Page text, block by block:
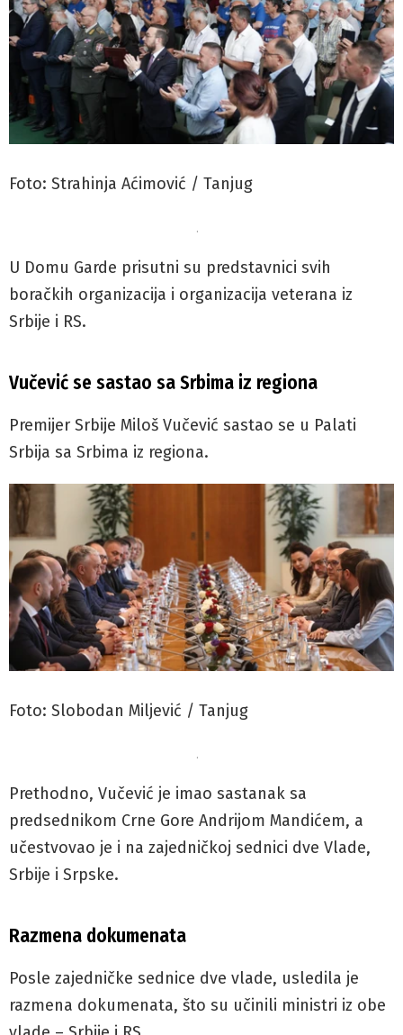
Foto: Strahinja Aćimović / Tanjug
.
U Domu Garde prisutni su predstavnici svih
boračkih organizacija i organizacija veterana iz
Srbije i RS.
Vučević se sastao sa Srbima iz regiona
Premijer Srbije Miloš Vučević sastao se u Palati
Srbija sa Srbima iz regiona.
Foto: Slobodan Miljević / Tanjug
.
Prethodno, Vučević je imao sastanak sa
predsednikom Crne Gore Andrijom Mandićem, a
učestvovao je i na zajedničkoj sednici dve Vlade,
Srbije i Srpske.
Razmena dokumenata
Posle zajedničke sednice dve vlade, usledila je
razmena dokumenata, što su učinili ministri iz obe